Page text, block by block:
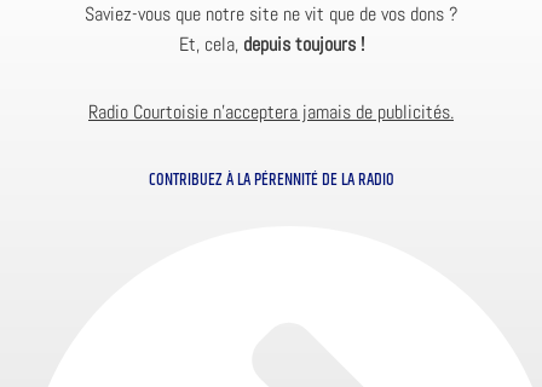
Saviez-vous que notre site ne vit que de vos dons ?
Et, cela, depuis toujours !
Radio Courtoisie n’acceptera jamais de publicités.
CONTRIBUEZ À LA PÉRENNITÉ DE LA RADIO